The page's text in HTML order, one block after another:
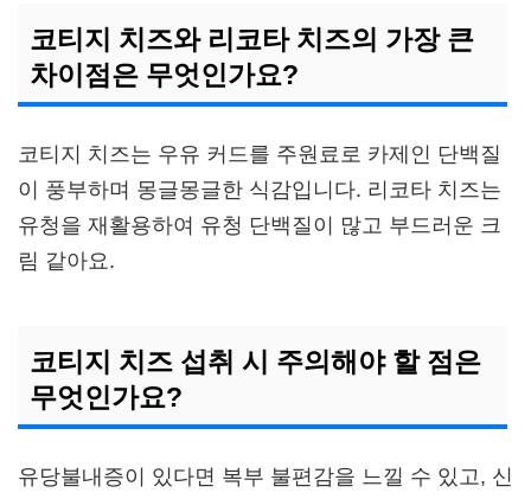
코티지 치즈와 리코타 치즈의 가장 큰
차이점은 무엇인가요?
코티지 치즈는 우유 커드를 주원료로 카제인 단백질
이 풍부하며 몽글몽글한 식감입니다. 리코타 치즈는
유청을 재활용하여 유청 단백질이 많고 부드러운 크
림 같아요.
코티지 치즈 섭취 시 주의해야 할 점은
무엇인가요?
유당불내증이 있다면 복부 불편감을 느낄 수 있고, 신